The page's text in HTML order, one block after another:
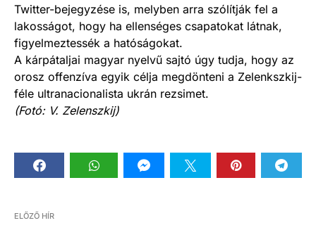
Twitter-bejegyzése is, melyben arra szólítják fel a
lakosságot, hogy ha ellenséges csapatokat látnak,
figyelmeztessék a hatóságokat.
A kárpátaljai magyar nyelvű sajtó úgy tudja, hogy az
orosz offenzíva egyik célja megdönteni a Zelenkszkij-
féle ultranacionalista ukrán rezsimet.
(Fotó: V. Zelenszkij)
ELŐZŐ HÍR